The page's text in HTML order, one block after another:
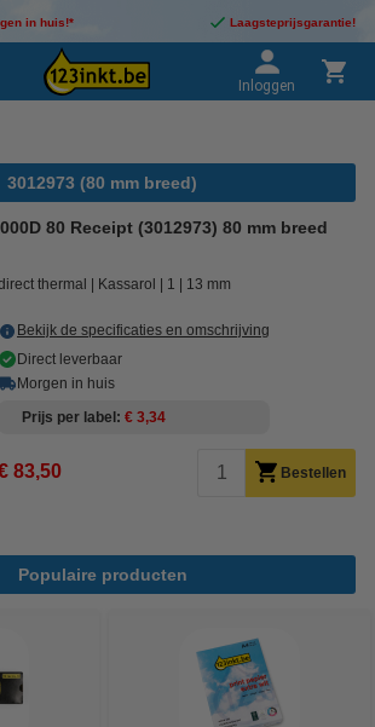
in huis!* Laagsteprijsgarantie!
Inloggen
3012973 (80 mm breed)
80 Receipt (3012973) 80 mm breed
thermal Kassarol 1 13 mm
Bekijk de specificaties en omschrijving
Direct leverbaar
Morgen in huis
Prijs per label
€ 3,34
83,50 Bestellen
Populaire producten